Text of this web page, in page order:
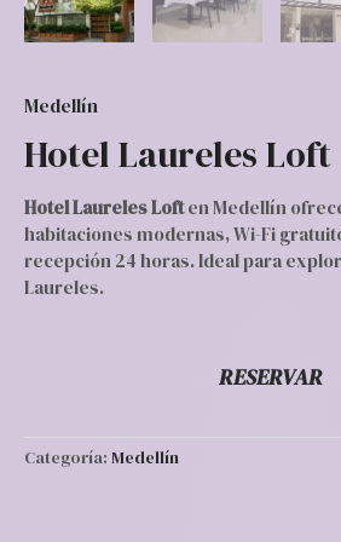
Medellín
Hotel Laureles Loft
Hotel Laureles Loften Medellín
habitaciones modernas, Wi-Fi
recepción 24 horas. Ideal para
Laureles.
RESERVAR
Categoría: Medellín